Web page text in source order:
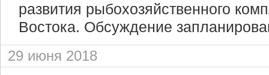
развития рыбохозяйственного
Востока. Обсуждение
29 июня 2018